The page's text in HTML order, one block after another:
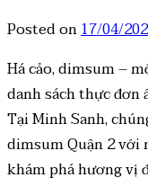
Posted on17/04/
Há cảo, dimsum –
danh sách thực đơn
Tại Minh Sanh,
dimsum Quận 2 với
khám phá hương vị